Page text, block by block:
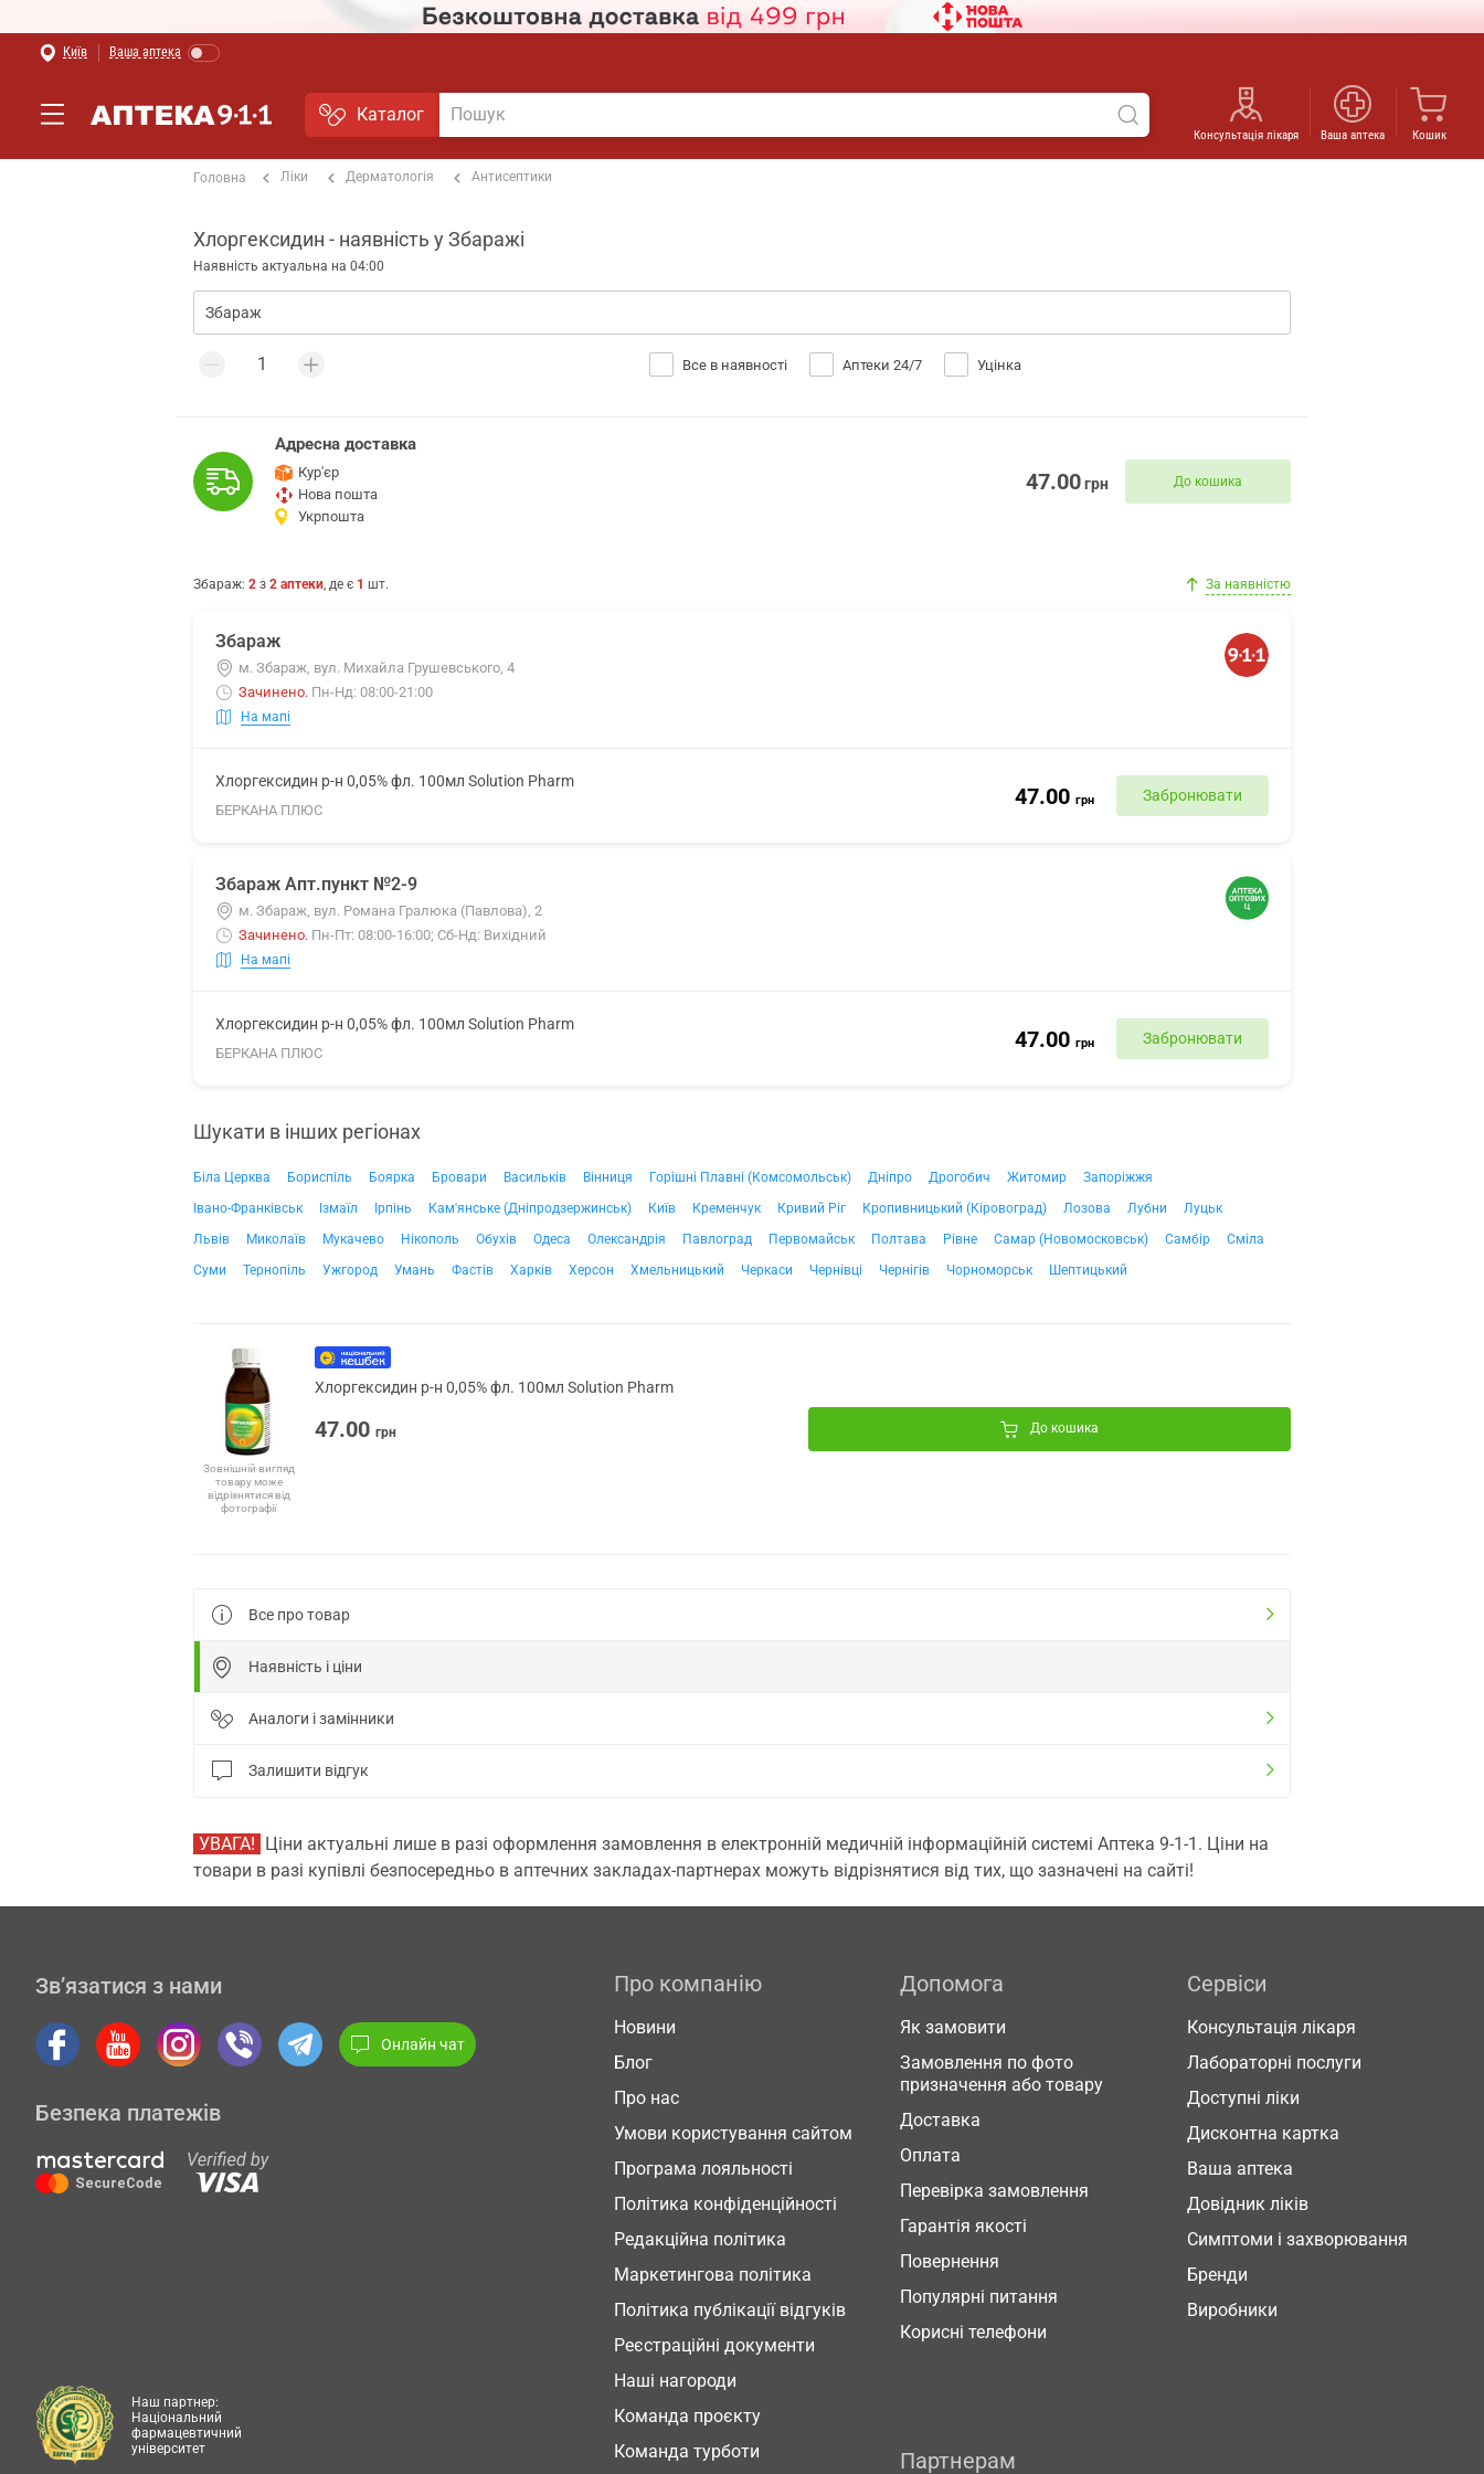
Київ Ваша аптека
Каталог
Консультація лікаря Ваша аптека Кошик
Головна Ліки Дерматологія Антисептики
Хлоргексидин - наявність у Збаражі
Наявність актуальна на 04:00
Все в наявності Аптеки 24/7 Уцінка
Адресна доставка
Кур'єр
Нова пошта
Укрпошта
47.00грн До кошика
Збараж: 2 з 2 аптеки, де є 1 шт. За наявністю
Збараж
м. Збараж, вул. Михайла Грушевського, 4
Зачинено. Пн-Нд: 08:00-21:00
На мапі
Хлоргексидин р-н 0,05% фл. 100мл Solution Pharm
БЕРКАНА ПЛЮС
47.00 грн Забронювати
Збараж Апт.пункт №2-9
м. Збараж, вул. Романа Гралюка (Павлова), 2
Зачинено. Пн-Пт: 08:00-16:00; Сб-Нд: Вихідний
На мапі
Хлоргексидин р-н 0,05% фл. 100мл Solution Pharm
БЕРКАНА ПЛЮС
47.00 грн Забронювати
Шукати в інших регіонах
Біла Церква Бориспіль Боярка Бровари Васильків Вінниця Горішні Плавні (Комсомольськ) Дніпро Дрогобич Житомир
Запоріжжя
Івано-Франківськ
Ізмаїл Ірпінь Кам'янське (Дніпродзержинськ) Київ Кременчук Кривий Ріг Кропивницький (Кіровоград) Лозова Лубни
Луцьк
Львів
Миколаїв Мукачево Нікополь Обухів Одеса Олександрія Павлоград Первомайськ Полтава Рівне Самар (Новомосковськ) Самбір
Сміла
Суми
Тернопіль Ужгород Умань Фастів Харків Херсон Хмельницький Черкаси Чернівці Чернігів Чорноморськ Шептицький
Зовнішній вигляд
товару може
відрізнятися від
фотографії
Хлоргексидин р-н 0,05% фл. 100мл Solution Pharm
47.00 грн До кошика
Все про товар
Наявність і ціни
Аналоги і замінники
Залишити відгук
УВАГА! Ціни актуальні лише в разі оформлення замовлення в електронній медичній інформаційній системі Аптека 9-1-1. Ціни на
товари в разі купівлі безпосередньо в аптечних закладах-партнерах можуть відрізнятися від тих, що зазначені на сайті!
Зв’язатися з нами
Онлайн чат
Безпека платежів
Про компанію
Новини
Блог
Про нас
Умови користування сайтом
Програма лояльності
Політика конфіденційності
Редакційна політика
Маркетингова політика
Політика публікації відгуків
Реєстраційні документи
Наші нагороди
Команда проєкту
Команда турботи
Допомога
Як замовити
Замовлення по фото
призначення або товару
Доставка
Оплата
Перевірка замовлення
Гарантія якості
Повернення
Популярні питання
Корисні телефони
Сервіси
Консультація лікаря
Лабораторні послуги
Доступні ліки
Дисконтна картка
Ваша аптека
Довідник ліків
Симптоми і захворювання
Бренди
Виробники
Партнерам
Наш партнер:
Національний
фармацевтичний
університет